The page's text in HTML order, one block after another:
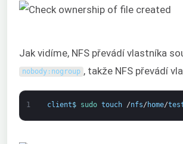
Jak vidíme, NFS převádí vlastníka
nobody: nogroup , takže NFS převádí
1 client$ sudo touch /nfs/ home/